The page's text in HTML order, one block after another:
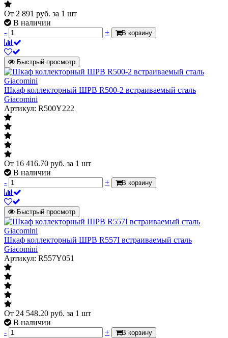
Размер
Ширина
Глубина
Высота
Модель
Модель
Характеризует модель или типовую
фигуру, указанную производиетелем
ШРВ-2
Артикул
От 2 891 руб. за 1 шт
В наличии
-
+ В корзину
Быстрый просмотр
Шкаф коллекторный ШРВ R500-2 встраиваемый сталь
Giacomini
Артикул: R500Y222
От 16 416.70 руб. за 1 шт
В наличии
-
+ В корзину
Быстрый просмотр
Шкаф коллекторный ШРВ R557I встраиваемый сталь
Giacomini
Артикул: R557Y051
От 24 548.20 руб. за 1 шт
В наличии
-
+ В корзину